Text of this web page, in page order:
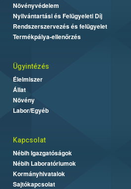
Növényvédelem
Nyilvántartási és Felügyeleti Díj
Rendszerszervezés és felügyelet
Termékpálya-ellenőrzés
Ügyintézés
Élelmiszer
Állat
Növény
Labor/Egyéb
Kapcsolat
Nébih Igazgatóságok
Nébih Laboratóriumok
Kormányhivatalok
Sajtókapcsolat